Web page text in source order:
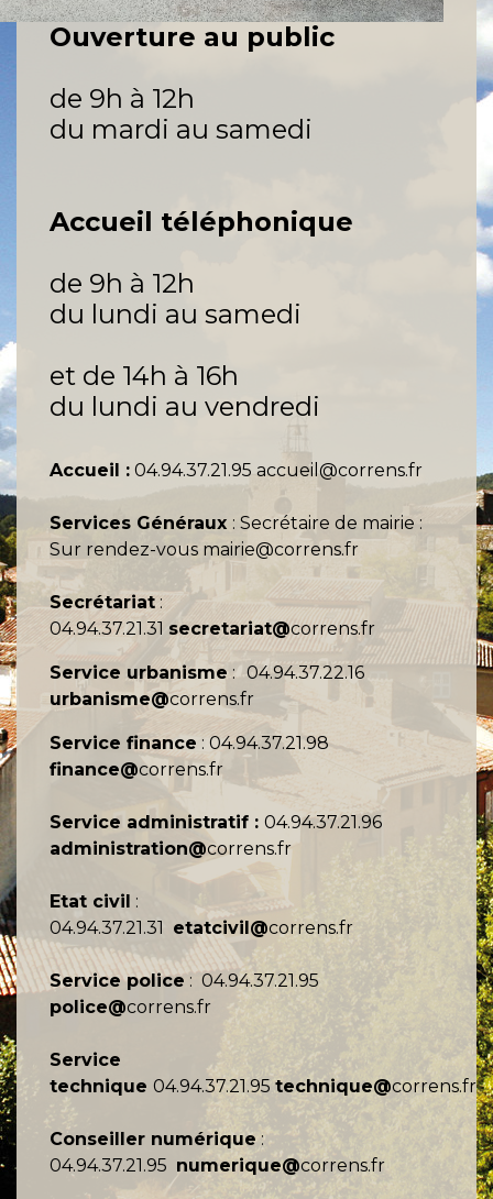
Ouverture au public
de 9h à 12h
du mardi au samedi
Accueil téléphonique
de 9h à 12h
du lundi au samedi
et de 14h à 16h
du lundi au vendredi
Accueil : 04.94.37.21.95 accueil@correns.fr
Services Généraux : Secrétaire de mairie :
Sur rendez-vous mairie@correns.fr
Secrétariat :
04.94.37.21.31 secretariat@correns.fr
Service urbanisme : 04.94.37.22.16
urbanisme@correns.fr
Service finance : 04.94.37.21.98
finance@correns.fr
Service administratif : 04.94.37.21.96
administration@correns.fr
Etat civil :
04.94.37.21.31 etatcivil@correns.fr
Service police : 04.94.37.21.95
police@correns.fr
Service
technique 04.94.37.21.95 technique@correns.fr
Conseiller numérique :
04.94.37.21.95 numerique@correns.fr